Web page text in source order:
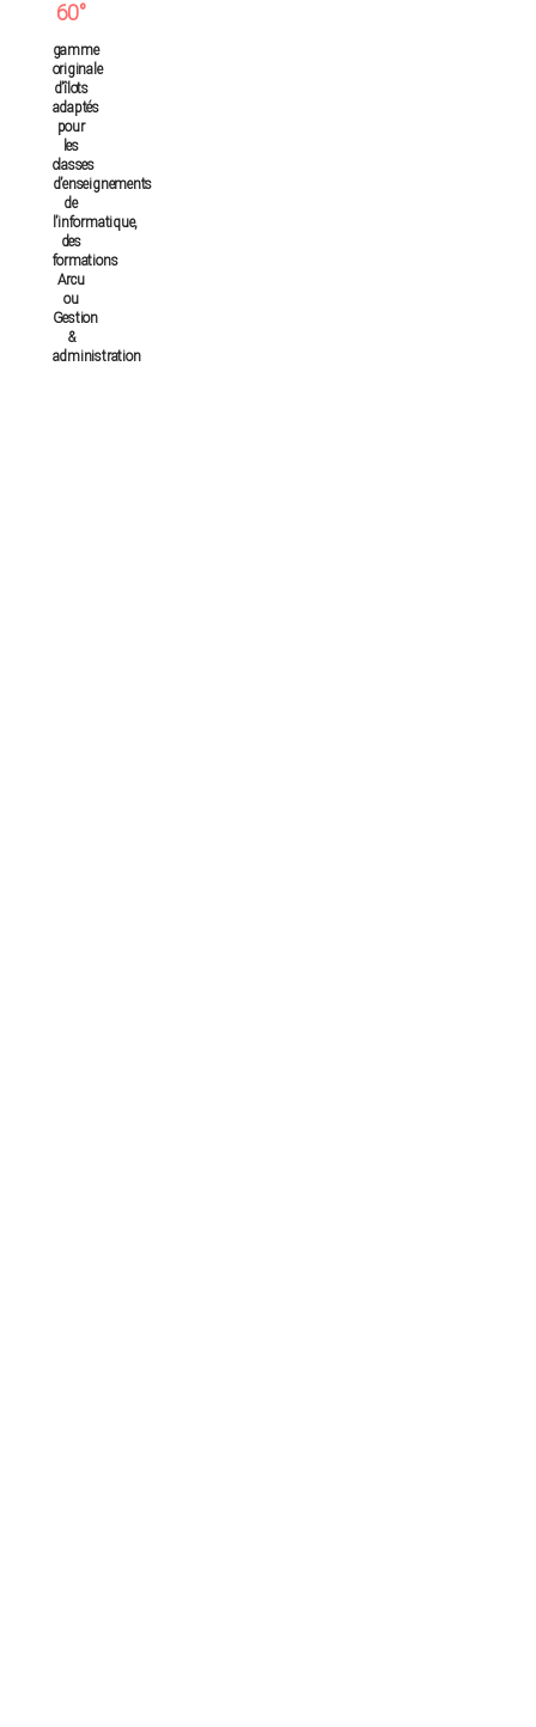
60°
gamme
originale
d’îlots
adaptés
pour
les
classes
d’enseignements
de
l’informatique,
des
formations
Arcu
ou
Gestion
&
administration